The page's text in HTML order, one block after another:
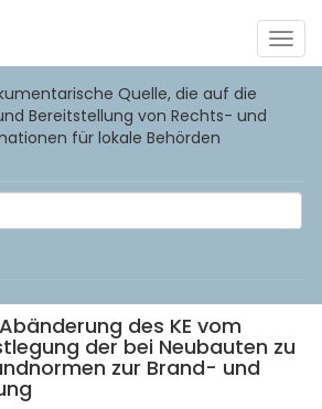
Quelle, die auf die
Bereitstellung von Rechts- und
für lokale Behörden
des KE vom
der bei Neubauten zu
zur Brand- und